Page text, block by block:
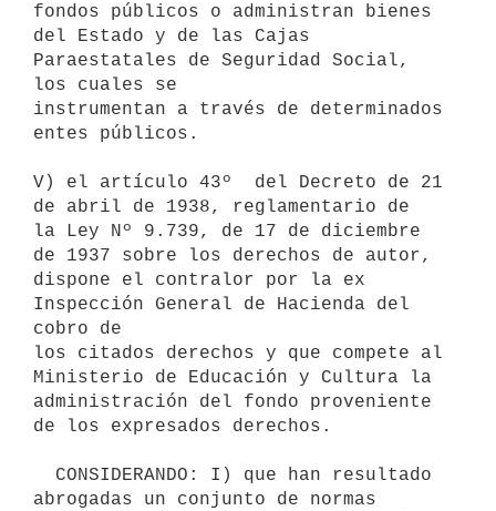
fondos públicos o administran bienes
del Estado y de las Cajas
Paraestatales de Seguridad Social,
los cuales se
instrumentan a través de determinados
entes públicos.
V) el artículo 43º  del Decreto de 21
de abril de 1938, reglamentario de
la Ley Nº 9.739, de 17 de diciembre
de 1937 sobre los derechos de autor,
dispone el contralor por la ex
Inspección General de Hacienda del
cobro de
los citados derechos y que compete al
Ministerio de Educación y Cultura la
administración del fondo proveniente
de los expresados derechos.
abrogadas un conjunto de normas